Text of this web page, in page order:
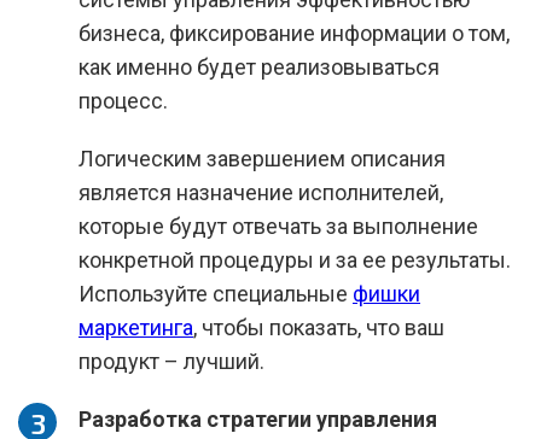
бизнеса, фиксирование информации о том,
как именно будет реализовываться
процесс.
Логическим завершением описания
является назначение исполнителей,
которые будут отвечать за выполнение
конкретной процедуры и за ее результаты.
Используйте специальные фишки
маркетинга, чтобы показать, что ваш
продукт – лучший.
Разработка стратегии управления